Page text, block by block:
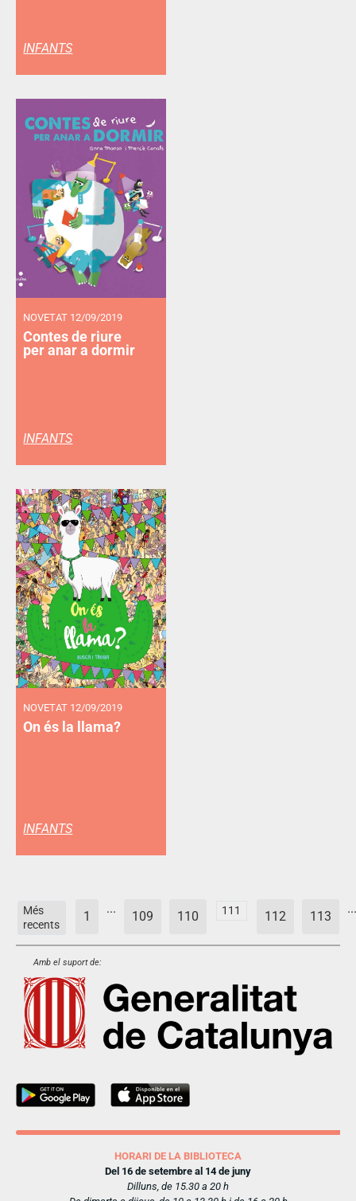
INFANTS
NOVETAT 12/09/2019
Contes de riure
per anar a dormir
INFANTS
NOVETAT 12/09/2019
On és la llama?
INFANTS
Més
recents
1
...
109 110 111 112 113
...
Amb el suport de:
HORARI DE LA BIBLIOTECA
Del 16 de setembre al 14 de juny
Dilluns, de 15.30 a 20 h